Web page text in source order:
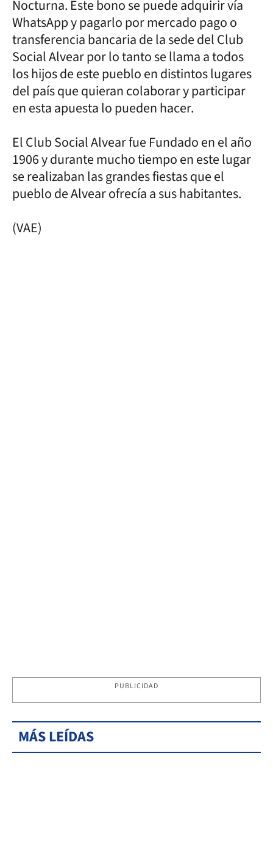
Nocturna. Este bono se puede adquirir vía
WhatsApp y pagarlo por mercado pago o
transferencia bancaria de la sede del Club
Social Alvear por lo tanto se llama a todos
los hijos de este pueblo en distintos lugares
del país que quieran colaborar y participar
en esta apuesta lo pueden hacer.
El Club Social Alvear fue Fundado en el año
1906 y durante mucho tiempo en este lugar
se realizaban las grandes fiestas que el
pueblo de Alvear ofrecía a sus habitantes.
(VAE)
PUBLICIDAD
MÁS LEÍDAS